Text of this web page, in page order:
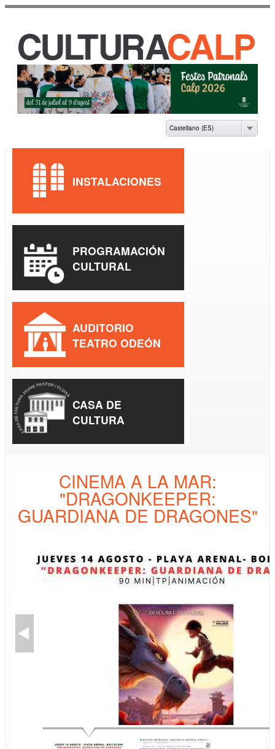
principal
CASA DE CULTURA
JAUME PASTOR I
Castellano (ES)
CINEMA A LA MAR:
"DRAGONKEEPER:
GUARDIANA DE DRAGONES"
INSTALACIONES
PROGRAMACIÓN
CULTURAL
AUDITORIO
TEATRO ODEÓN
CASA DE
CULTURA